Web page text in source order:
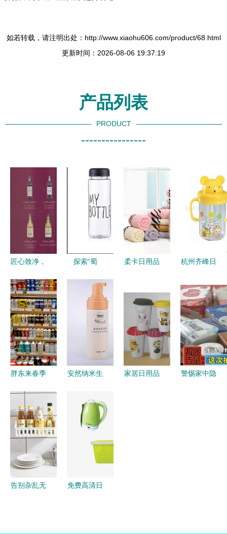
如若转载，请注明出处：http://www.xiaohu606.com/product/68.html
更新时间：2026-08-06 19:37:19
产品列表
PRODUCT
----------------
匠心致净，
——走进顺
夏日用品的
平凡美好
探索“蜀
加盟前景如
柔卡日用品
与产品背后
的真实价值
杭州齐峰日
生活的守护
者
胖东来春季
赏 零售的
艺术与生活
的诗意
安然纳米生
能，开启日
用品健康新
家居日用品
警惕家中隐
告别杂乱无
免费高清日